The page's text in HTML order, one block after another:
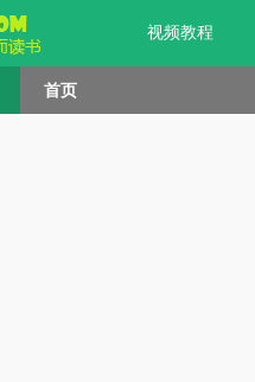
视频教程
首页